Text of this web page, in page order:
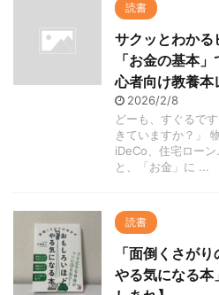
読書
サクッとわかる
「お金の基本
心者向け教養本
2026/2/8
どーも、すぐるで
きていますか？」
iDeCo、住宅ロー
と、「お金」に ...
読書
「面倒くさが
やる気になる本